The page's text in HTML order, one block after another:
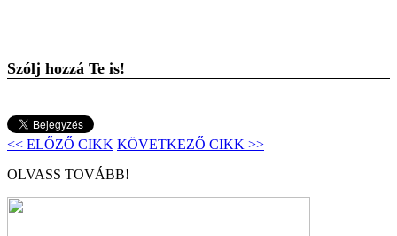
Szólj hozzá Te is!
<< ELŐZŐ CIKK KÖVETKEZŐ CIKK >>
OLVASS TOVÁBB!